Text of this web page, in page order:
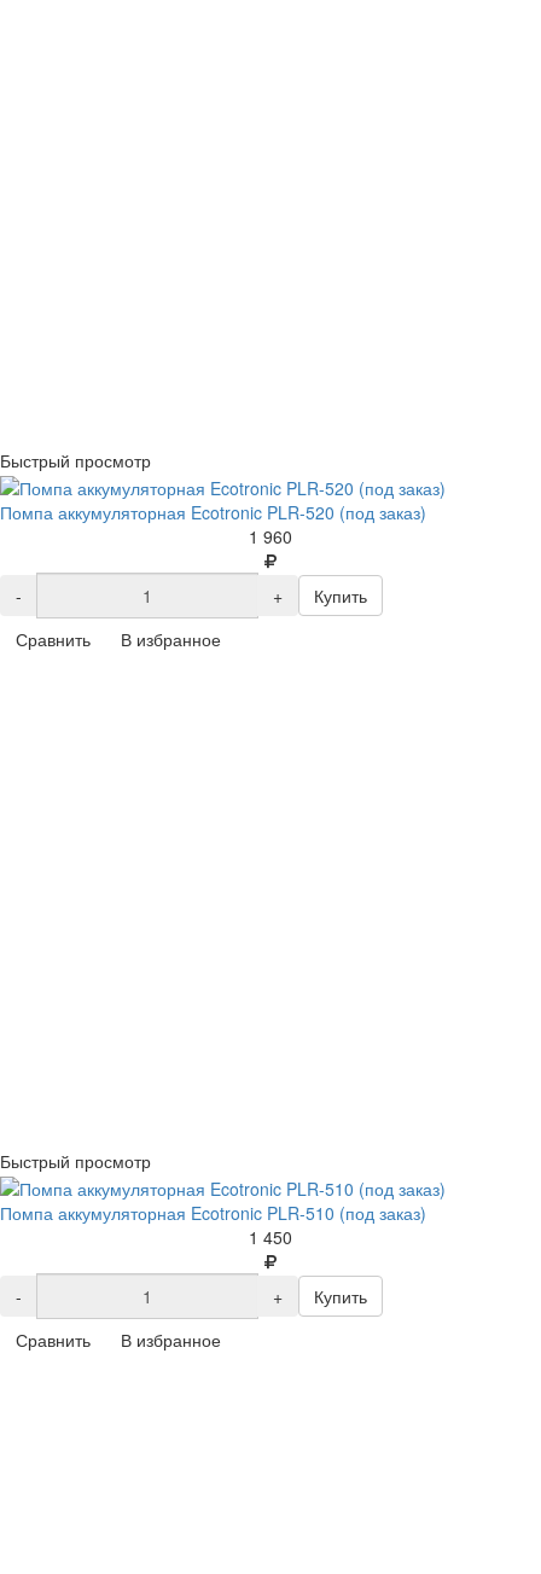
Быстрый просмотр
Помпа аккумуляторная Ecotronic PLR-520 (под заказ)
1 960
- +
Купить
Сравнить
В избранное
Быстрый просмотр
Помпа аккумуляторная Ecotronic PLR-510 (под заказ)
1 450
- +
Купить
Сравнить
В избранное